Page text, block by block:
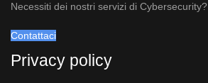
Necessiti dei nostri servizi di Cybersecurity?
Contattaci
Privacy policy